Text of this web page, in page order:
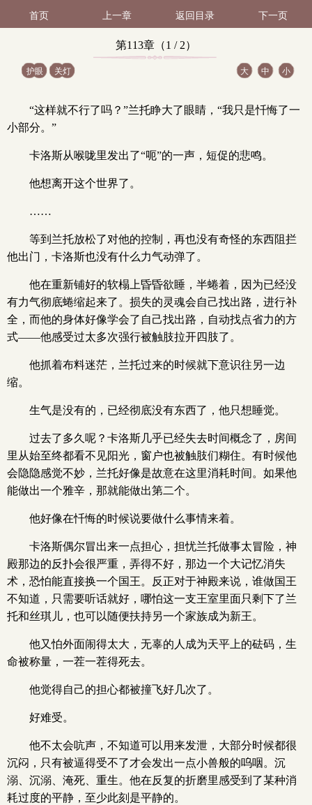
首页 上一章 返回目录 下一页
第113章（1 / 2）
护眼 关灯 大 中 小
“这样就不行了吗？”兰托睁大了眼睛，“我只是忏悔了一
小部分。”
卡洛斯从喉咙里发出了“呃”的一声，短促的悲鸣。
他想离开这个世界了。
……
等到兰托放松了对他的控制，再也没有奇怪的东西阻拦
他出门，卡洛斯也没有什么力气动弹了。
他在重新铺好的软榻上昏昏欲睡，半蜷着，因为已经没
有力气彻底蜷缩起来了。损失的灵魂会自己找出路，进行补
全，而他的身体好像学会了自己找出路，自动找点省力的方
式——他感受过太多次强行被触肢拉开四肢了。
他抓着布料迷茫，兰托过来的时候就下意识往另一边
缩。
生气是没有的，已经彻底没有东西了，他只想睡觉。
过去了多久呢？卡洛斯几乎已经失去时间概念了，房间
里从始至终都看不见阳光，窗户也被触肢们糊住。有时候他
会隐隐感觉不妙，兰托好像是故意在这里消耗时间。如果他
能做出一个雅辛，那就能做出第二个。
他好像在忏悔的时候说要做什么事情来着。
卡洛斯偶尔冒出来一点担心，担忧兰托做事太冒险，神
殿那边的反扑会很严重，弄得不好，那边一个大记忆消失
术，恐怕能直接换一个国王。反正对于神殿来说，谁做国王
不知道，只需要听话就好，哪怕这一支王室里面只剩下了兰
托和丝琪儿，也可以随便扶持另一个家族成为新王。
他又怕外面闹得太大，无辜的人成为天平上的砝码，生
命被称量，一茬一茬得死去。
他觉得自己的担心都被撞飞好几次了。
好难受。
他不太会吭声，不知道可以用来发泄，大部分时候都很
沉闷，只有被逼得受不了才会发出一点小兽般的呜咽。沉
溺、沉溺、淹死、重生。他在反复的折磨里感受到了某种消
耗过度的平静，至少此刻是平静的。